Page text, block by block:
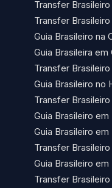
Transfer
Transfer
Guia Brasileiro na
Guia Brasileira em
Transfer
Guia Brasileiro no
Transfer
Guia Brasileiro em
Guia Brasileiro
Transfer
Guia Brasileiro em
Transfer